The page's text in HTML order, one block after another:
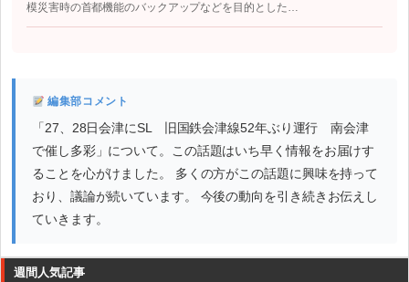
模災害時の首都機能のバックアップなどを目的とした…
編集部コメント
「27、28日会津にSL 旧国鉄会津線52年ぶり運行 南会津
で催し多彩」について。この話題はいち早く情報をお届けす
ることを心がけました。 多くの方がこの話題に興味を持って
おり、議論が続いています。 今後の動向を引き続きお伝えし
ていきます。
週間人気記事